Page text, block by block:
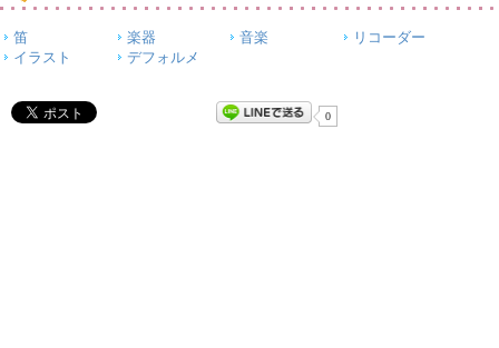
笛 楽器 音楽
リコーダー
イラスト
デフォルメ
0